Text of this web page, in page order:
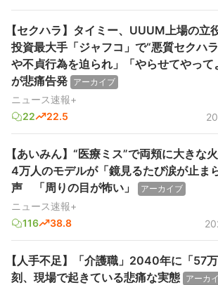
【セクハラ】タイミー、UUUM上場の立
投資最大手「ジャフコ」で“悪質セクハ
や不貞行為を迫られ」「やらせてやっ
が悲痛告発 アーカイブ
ニュース速報+
22
22.5
【あいみん】“医療ミス”で両頬に大き
4万人のモデルが「鏡見るたび涙が止ま
声 「周りの目が怖い」
アーカイブ
ニュース速報+
116
38.8
【人手不足】「介護職」2040年に「57
刻、現場で起きている悲痛な実態 アーカ